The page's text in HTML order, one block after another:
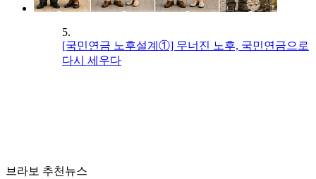
5.
[국민연금 노후설계①] 무너진 노후, 국민연금으로
다시 세우다
브라보 추천뉴스